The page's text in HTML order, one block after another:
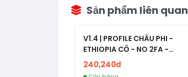
Sản phẩm liên quan
V1.4 | PROFILE CHÂU PHI -
ETHIOPIA CỔ - NO 2FA -
RANDOM BẠN BÈ
240,240đ